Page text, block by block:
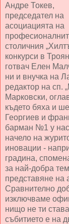
Андре Токев,
председател на
асоциацията на
столичния
конкурси в
готвач Елен
ни и внучка на
редактор на сп.
Марковски,
където бяха и
Георгиев и
барман №1 у
начело на
иновации -
градина,
за най-добра
представяне на
Сравнително
изключваме
нищо не ти
събитието е на